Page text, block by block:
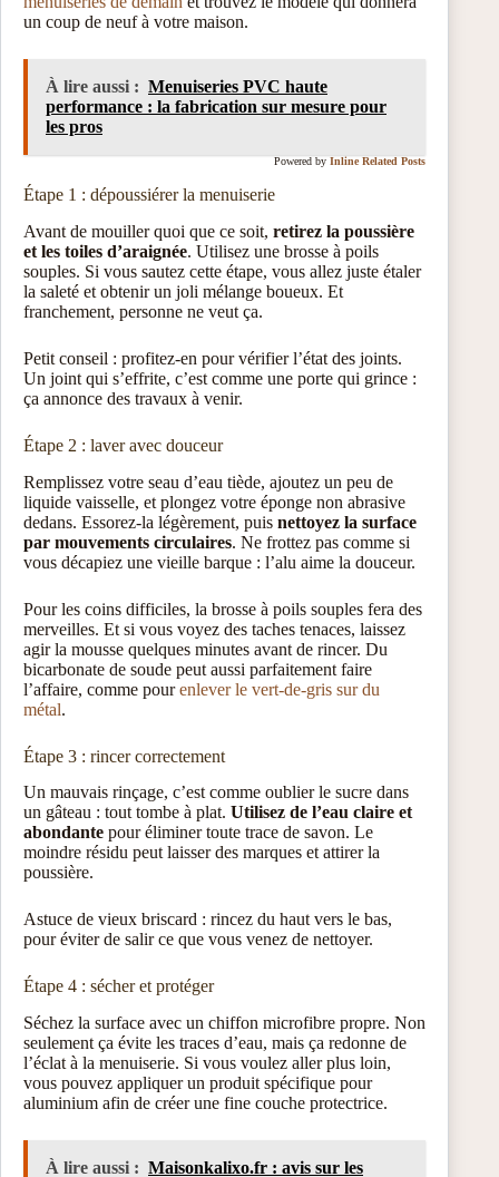
un coup de neuf à votre maison.
À lire aussi : Menuiseries PVC haute
performance : la fabrication sur mesure pour
les pros
Powered by Inline Related Posts
Étape 1 : dépoussiérer la menuiserie
Avant de mouiller quoi que ce soit, retirez la poussière
et les toiles d’araignée. Utilisez une brosse à poils
souples. Si vous sautez cette étape, vous allez juste étaler
la saleté et obtenir un joli mélange boueux. Et
franchement, personne ne veut ça.
Petit conseil : profitez-en pour vérifier l’état des joints.
Un joint qui s’effrite, c’est comme une porte qui grince :
ça annonce des travaux à venir.
Étape 2 : laver avec douceur
Remplissez votre seau d’eau tiède, ajoutez un peu de
liquide vaisselle, et plongez votre éponge non abrasive
dedans. Essorez-la légèrement, puis nettoyez la surface
par mouvements circulaires. Ne frottez pas comme si
vous décapiez une vieille barque : l’alu aime la douceur.
Pour les coins difficiles, la brosse à poils souples fera des
merveilles. Et si vous voyez des taches tenaces, laissez
agir la mousse quelques minutes avant de rincer. Du
bicarbonate de soude peut aussi parfaitement faire
l’affaire, comme pourenlever le vert-de-gris sur du
métal.
Étape 3 : rincer correctement
Un mauvais rinçage, c’est comme oublier le sucre dans
un gâteau : tout tombe à plat. Utilisez de l’eau claire et
abondante pour éliminer toute trace de savon. Le
moindre résidu peut laisser des marques et attirer la
poussière.
Astuce de vieux briscard : rincez du haut vers le bas,
pour éviter de salir ce que vous venez de nettoyer.
Étape 4 : sécher et protéger
Séchez la surface avec un chiffon microfibre propre. Non
seulement ça évite les traces d’eau, mais ça redonne de
l’éclat à la menuiserie. Si vous voulez aller plus loin,
vous pouvez appliquer un produit spécifique pour
aluminium afin de créer une fine couche protectrice.
À lire aussi : Maisonkalixo.fr : avis sur les